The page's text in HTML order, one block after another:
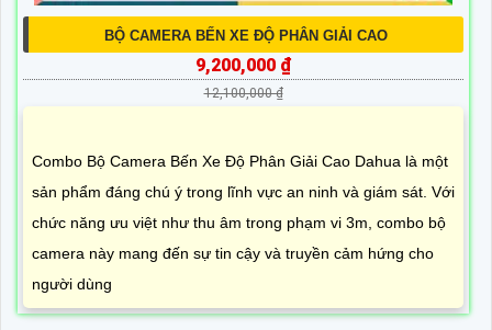
BỘ CAMERA BẾN XE ĐỘ PHÂN GIẢI CAO
9,200,000 ₫
12,100,000 ₫
Combo Bộ Camera Bến Xe Độ Phân Giải Cao Dahua là một
sản phẩm đáng chú ý trong lĩnh vực an ninh và giám sát. Với
chức năng ưu việt như thu âm trong phạm vi 3m, combo bộ
camera này mang đến sự tin cậy và truyền cảm hứng cho
người dùng